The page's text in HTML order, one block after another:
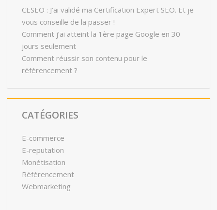
CESEO : J’ai validé ma Certification Expert SEO. Et je
vous conseille de la passer !
Comment j’ai atteint la 1ère page Google en 30
jours seulement
Comment réussir son contenu pour le
référencement ?
CATÉGORIES
E-commerce
E-reputation
Monétisation
Référencement
Webmarketing